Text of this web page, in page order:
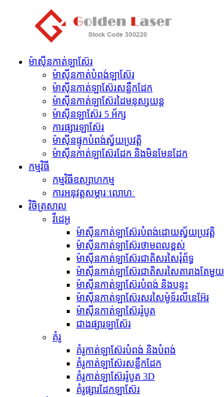
ម៉ាស៊ីនកាត់ឡាស៊ែរ
ម៉ាស៊ីនកាត់បំពង់ឡាស៊ែរ
ម៉ាស៊ីនកាត់ឡាស៊ែរសន្លឹកដែក
ម៉ាស៊ីនកាត់ឡាស៊ែរដៃមនុស្សយន្ត
ម៉ាស៊ីនឡាស៊ែរ 5 អ័ក្ស
ការផ្សារឡាស៊ែរ
ម៉ាស៊ីន​ផ្ទុក​បំពង់​ស្វ័យប្រវត្តិ
ម៉ាស៊ីនកាត់ឡាស៊ែរដែក និងមិនមែនដែក
កម្មវិធី
កម្មវិធីឧស្សាហកម្ម
ការអនុវត្តសម្ភារៈលោហៈ
វិចិត្រសាល
វីដេអូ
ម៉ាស៊ីនកាត់ឡាស៊ែរបំពង់ដោយស្វ័យប្រវត្តិ
ម៉ាស៊ីនកាត់ឡាស៊ែរថាមពលខ្ពស់
ម៉ាស៊ីនកាត់ឡាស៊ែរជាតិសរសៃរុំព័ទ្ធ
ម៉ាស៊ីនកាត់ឡាស៊ែរជាតិសរសៃតារាងតែមួយ
ម៉ាស៊ីនកាត់ឡាស៊ែរបំពង់ និងបន្ទះ
ម៉ាស៊ីនកាត់ឡាស៊ែរសរសៃម៉ូទ័រលីនេអ៊ែរ
ម៉ាស៊ីនកាត់ឡាស៊ែររ៉ូបូត
ជាងផ្សារឡាស៊ែរ
គំរូ
គំរូកាត់ឡាស៊ែរបំពង់ និងបំពង់
គំរូកាត់ឡាស៊ែរសន្លឹកដែក
គំរូកាត់ឡាស៊ែររ៉ូបូត 3D
គំរូផ្សារដែកឡាស៊ែរ